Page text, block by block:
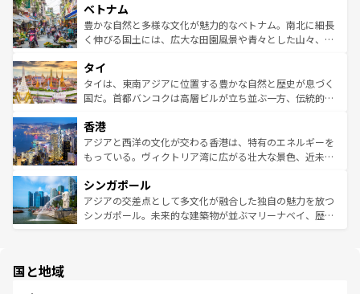
参照してほしい。
容にもいいと評判のスイーツなど、バラエティ豊かな料理
が味わえる。 なお、新着の台湾情報は コンテンツ一覧を参
照してほしい。
き、地方に足を延ばせば四季折々の自然美を楽しむことが
できる。そして、キムチや焼肉、絶品のストリートフード
まで、さまざまな韓国料理が待っている。夜には、韓国な
リティに包まれながら、韓国の多彩な魅力を心ゆくまで味
わってみてほしい。 なお、新着の韓国情報はコンテンツ一
覧を参照してほしい。
ベトナム
豊かな自然と多様な文化が魅力的なベトナム。南北に細長
く伸びる国土には、広大な田園風景や青々とした山々、世
急速な発展と共に伝統が息づく。ハノイの古い町並みやホ
ーチミン市のフランス統治時代の建物も、独特の雰囲気を
醸し出している。また、バラエティの豊かさとおいしさで
とつ。フォーやバインミー、ベトナムコーヒーなどは、ぜ
ひ現地で味わいたい。どの地域を訪れてもあたたかい人々
が旅行者を迎えてくれるので、きっと忘れられない旅にな
参照してほしい。
タイ
タイは、東南アジアに位置する豊かな自然と歴史が息づく
国だ。首都バンコクは高層ビルが立ち並ぶ一方、伝統的な
の活気が交差している。北部ではチェンマイなどの山岳地
帯で自然と触れ合い、南部ではプーケットやクラビの美し
いビーチでリゾート気分を楽しむことができる。タイ料理
激する。気候は一年中温暖で、どの季節にも異なる楽しみ
が待っている。親しみやすいタイの人々、仏教を中心とし
た文化、そして多様な観光資源が、訪れる旅人を魅了し続
香港
アジアと西洋の文化が交わる香港は、特有のエネルギーを
もっている。ヴィクトリア湾に広がる壮大な景色、近未来
み、どこを訪れても感動するはず。観光スポットが密集し
ており、効率よく見どころを回れるのも魅力。息をのむよ
うな絶景から文化的な体験まで、香港を存分に楽しみ尽く
シンガポール
アジアの交差点として多文化が融合した独自の魅力を放つ
シンガポール。未来的な建築物が並ぶマリーナベイ、歴史
国と地域